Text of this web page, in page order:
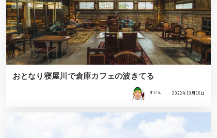
おとなり寝屋川で倉庫カフェの波きてる
すどん 2022年10月10日